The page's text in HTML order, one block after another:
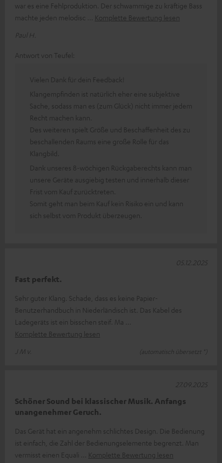
war es eine Fehlproduktion. Der schwammige zu kräftige Bass
machte jeden melodisc
Komplette Bewertung lesen
Paul H.
Antwort von Teufel:
Vielen Dank für dein Feedback!
Klangempfinden ist natürlich eher eine subjektive
Sache, sodass man es (zum Glück) nicht immer jedem
Recht machen kann.
Des weiteren spielt Größe und Beschaffenheit des zu
beschallenden Raums eine große Rolle für das
Klangbild.
Dank unseres 8-wöchigen Rückgaberechts kann man
unsere Geräte ausgiebig testen und innerhalb dieser
Frist vom Kauf zurücktreten.
Somit geht man beim Kauf kein Risiko ein und kann
sich selbst vom Produkt überzeugen.
Fast perfekt.
Sehr guter Klang. Schade, dass es keine Papier-
Benutzerhandbuch in Niederländisch ist. Das Kabel des
Ladegeräts ist ein bisschen steif. Ma
Komplette Bewertung lesen
J M v.
(automatisch übersetzt *)
05.12.2025
Schöner Sound bei klassischer Musik. Anfangs
unangenehmer Geruch.
Das Gerät hat ein angenehm schlichtes Design. Die Bedienung
ist einfach, die Zahl der Bedienungselemente begrenzt. Man
vermisst einen Equali
Komplette Bewertung lesen
27.09.2025